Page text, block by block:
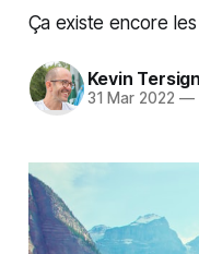
Ça existe encore
Kevin
31 Mar 2022 —